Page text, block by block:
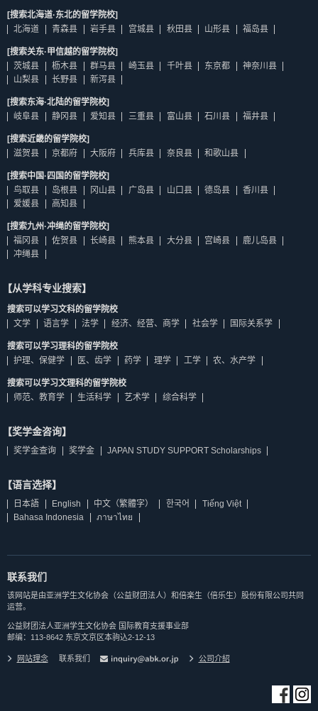
[搜索北海道·东北的留学院校]
北海道
青森县 岩手县 宫城县 秋田县 山形县 福岛县
[搜索关东·甲信越的留学院校]
茨城县
枥木县 群马县 崎玉县 千叶县 东京都
神奈川县
山梨县
长野县 新泻县
[搜索东海·北陆的留学院校]
岐阜县
静冈县 爱知县 三重县 富山县 石川县 福井县
[搜索近畿的留学院校]
滋贺县
京都府 大阪府 兵库县 奈良县 和歌山县
[搜索中国·四国的留学院校]
鸟取县
岛根县 冈山县 广岛县 山口县 德岛县
香川县
爱媛县
高知县
[搜索九州·冲绳的留学院校]
福冈县
佐贺县 长崎县 熊本县 大分县 宫崎县
鹿儿岛县
冲绳县
【从学科专业搜索】
搜索可以学习文科的留学院校
文学
语言学 法学 经济、经营、商学 社会学 国际关系学
搜索可以学习理科的留学院校
护理、保健学
医、齿学 药学 理学 工学 农、水产学
搜索可以学习文理科的留学院校
师范、教育学
生活科学 艺术学 综合科学
【奖学金咨询】
奖学金查询 奖学金 JAPAN STUDY SUPPORT Scholarships
【语言选择】
日本語 English 中文（繁體字） 한국어
Tiếng Việt
Bahasa Indonesia
ภาษาไทย
联系我们
该网站是由亚洲学生文化协会（公益财团法人）和倍楽生（倍乐生）股份有限公司共同
运营。
公益财团法人亚洲学生文化协会 国际教育支援事业部
邮编：113-8642 东京文京区本驹込2-12-13
网站理念 联系我们 公司介紹